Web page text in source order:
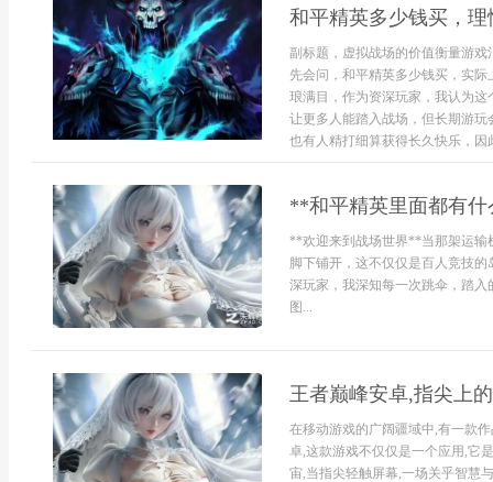
和平精英多少钱买，
副标题，虚拟战场的价值衡量游
先会问，和平精英多少钱买，实
琅满目，作为资深玩家，我认为
让更多人能踏入战场，但长期游
也有人精打细算获得长久快乐，因
**和平精英里面都有
**欢迎来到战场世界**当那架运输
脚下铺开，这不仅仅是百人竞技
深玩家，我深知每一次跳伞，踏
图...
王者巅峰安卓,指尖上
在移动游戏的广阔疆域中,有一款
卓,这款游戏不仅仅是一个应用,它
宙,当指尖轻触屏幕,一场关乎智慧